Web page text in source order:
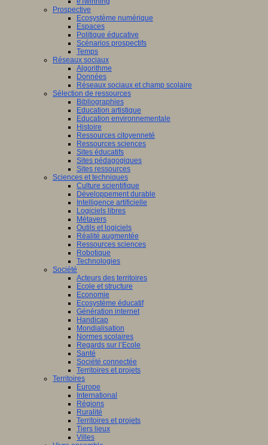
Prospective
Ecosystème numérique
Espaces
Politique éducative
Scénarios prospectifs
Temps
Réseaux sociaux
Algorithme
Données
Réseaux sociaux et champ scolaire
Sélection de ressources
Bibliographies
Education artistique
Education environnementale
Histoire
Ressources citoyenneté
Ressources sciences
Sites éducatifs
Sites pédagogiques
Sites ressources
Sciences et techniques
Culture scientifique
Développement durable
Intelligence artificielle
Logiciels libres
Métavers
Outils et logiciels
Réalité augmentée
Ressources sciences
Robotique
Technologies
Société
Acteurs des territoires
Ecole et structure
Economie
Ecosystème éducatif
Génération internet
Handicap
Mondialisation
Normes scolaires
Regards sur l’Ecole
Santé
Société connectée
Territoires et projets
Territoires
Europe
International
Régions
Ruralité
Territoires et projets
Tiers lieux
Villes